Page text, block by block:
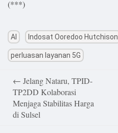
(***)
AI Indosat Ooredoo Hutchison
perluasan layanan 5G
navigation
← Jelang Nataru, TPID-
TP2DD Kolaborasi
Menjaga Stabilitas Harga
di Sulsel